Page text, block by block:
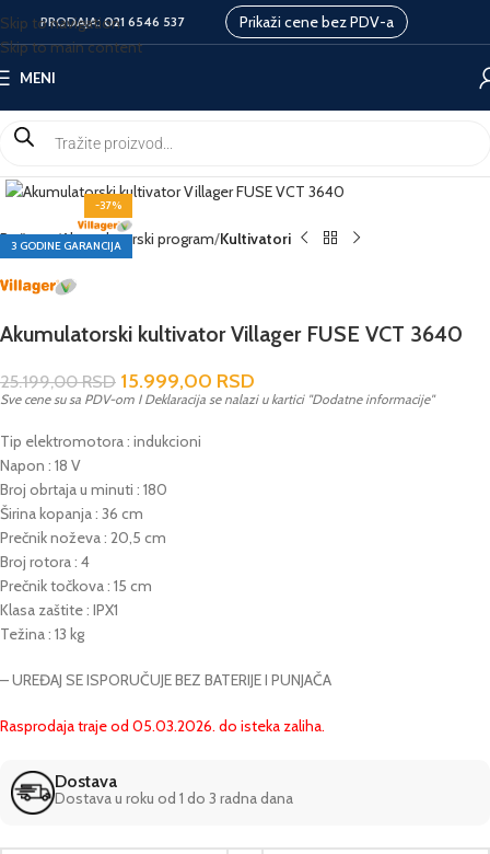
Skip to navigation
Skip to main content
PRODAJA:021 6546 537 Prikaži cene bez PDV-a
MENI
-37%
3 GODINE GARANCIJA
Početna Akumulatorski program Kultivatori
Akumulatorski kultivator Villager FUSE VCT 3640
25.199,00RSD 15.999,00 RSD
Sve cene su sa PDV-om I Deklaracija se nalazi u kartici "Dodatne informacije"
Tip elektromotora : indukcioni
Napon : 18 V
Broj obrtaja u minuti : 180
Širina kopanja : 36 cm
Prečnik noževa : 20,5 cm
Broj rotora : 4
Prečnik točkova : 15 cm
Klasa zaštite : IPX1
Težina : 13 kg
– UREĐAJ SE ISPORUČUJE BEZ BATERIJE I PUNJAČA
Rasprodaja traje od 05.03.2026. do isteka zaliha.
Dostava
Dostava u roku od 1 do 3 radna dana